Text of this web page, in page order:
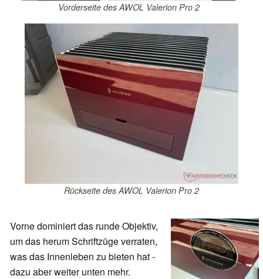
Vorderseite des AWOL Valerion Pro 2
Rückseite des AWOL Valerion Pro 2
Vorne dominiert das runde Objektiv,
um das herum Schriftzüge verraten,
was das Innenleben zu bieten hat -
dazu aber weiter unten mehr.